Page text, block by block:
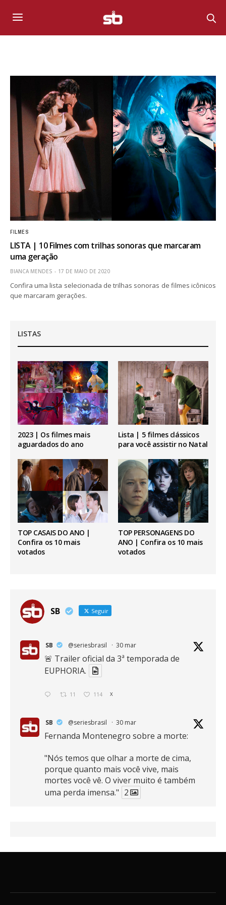
FILMES
LISTA | 10 Filmes com trilhas sonoras que marcaram
uma geração
BIANCA MENDES 17 DE MAIO DE 2020
Confira uma lista selecionada de trilhas sonoras de filmes icônicos
que marcaram gerações.
LISTAS
2023 | Os filmes mais
aguardados do ano
Lista | 5 filmes clássicos
para você assistir no Natal
TOP CASAIS DO ANO |
Confira os 10 mais
votados
TOP PERSONAGENS DO
ANO | Confira os 10 mais
votados
SB Seguir
SB @seriesbrasil · 30 mar
🚨 Trailer oficial da 3ª temporada de
EUPHORIA.
11 114 X
SB @seriesbrasil · 30 mar
Fernanda Montenegro sobre a morte:
"Nós temos que olhar a morte de cima,
porque quanto mais você vive, mais
mortes você vê. O viver muito é também
uma perda imensa." 2
16 389 X